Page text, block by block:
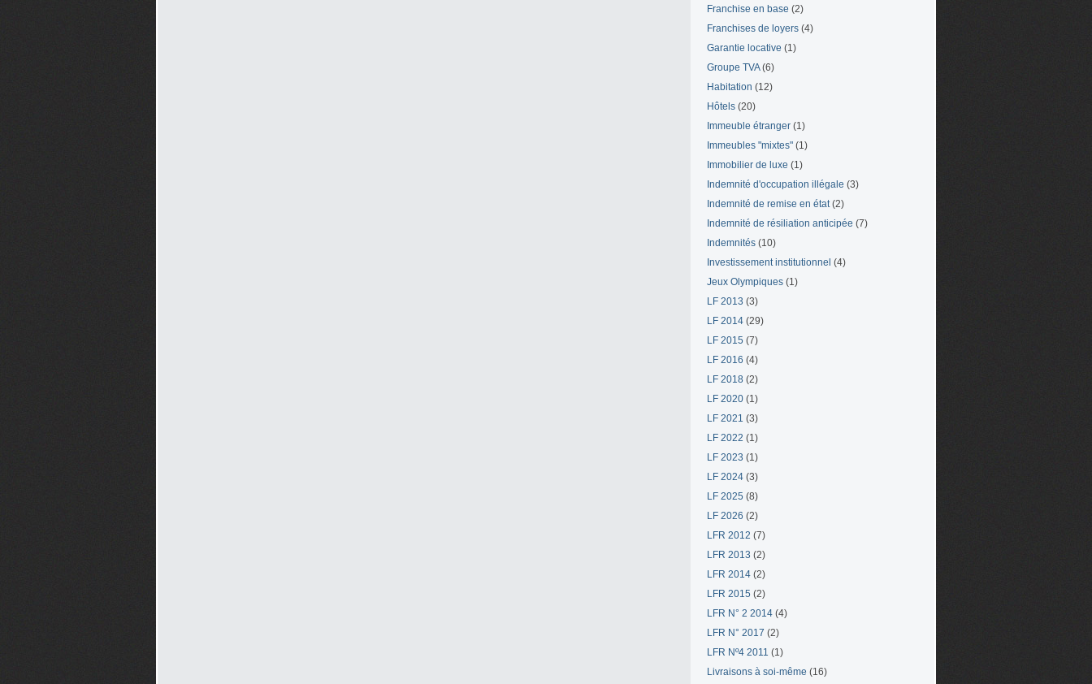
Franchise en base (2)
Franchises de loyers (4)
Garantie locative (1)
Groupe TVA(6)
Habitation (12)
Hôtels (20)
Immeuble étranger (1)
Immeubles "mixtes" (1)
Immobilier de luxe (1)
Indemnité d'occupation illégale (3)
Indemnité de remise en état(2)
Indemnité de résiliation anticipée (7)
Indemnités (10)
Investissement institutionnel (4)
Jeux Olympiques (1)
LF 2013 (3)
LF 2014 (29)
LF 2015 (7)
LF 2016 (4)
LF 2018 (2)
LF 2020 (1)
LF 2021 (3)
LF 2022 (1)
LF 2023 (1)
LF 2024 (3)
LF 2025 (8)
LF 2026 (2)
LFR 2012 (7)
LFR 2013 (2)
LFR 2014 (2)
LFR 2015 (2)
LFR N° 2 2014 (4)
LFR N° 2017 (2)
LFR Nº4 2011 (1)
Livraisons à soi-même (16)